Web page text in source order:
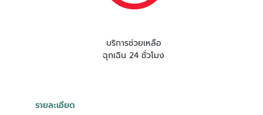
บริการช่วยเหลือ
ฉุกเฉิน 24 ชั่วโมง
รายละเอียด